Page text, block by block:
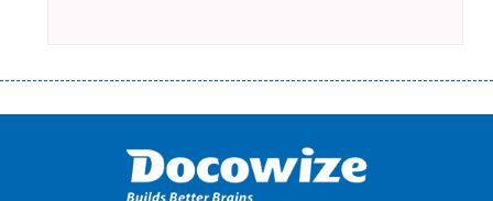
оформляти кредит в банку, значить Вам добре знайомі незручності
загальна тривалість процесу, втрата особистого часу і багато-багато
іншого. Завдяки сучасній технології мікрокредитування Ви зможете